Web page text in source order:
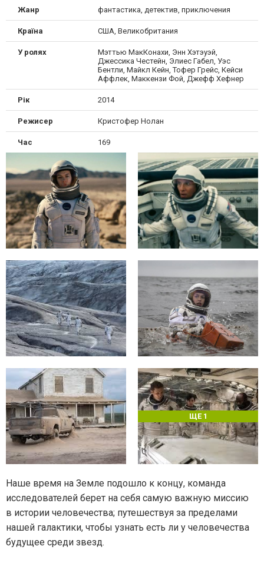
Жанр фантастика, детектив, приключения
Країна США, Великобритания
У ролях
Мэттью МакКонахи, Энн Хэтэуэй,
Джессика Честейн, Элиес Габел, Уэс
Бентли, Майкл Кейн, Тофер Грейс, Кейси
Аффлек, Маккензи Фой, Джефф Хефнер
Рік 2014
Режисер Кристофер Нолан
Час 169
ЩЕ 1
Наше время на Земле подошло к концу, команда
исследователей берет на себя самую важную миссию
в истории человечества; путешествуя за пределами
нашей галактики, чтобы узнать есть ли у человечества
будущее среди звезд.